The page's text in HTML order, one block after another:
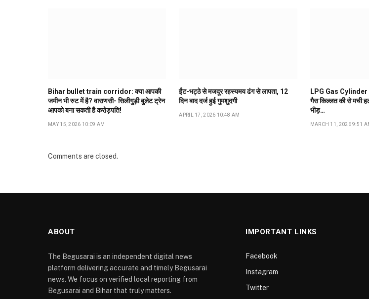
Bihar bullet train corridor: क्या आपकी
जमीन भी रुट में है? वाराणसी- सिलीगुड़ी बुलेट ट्रेन
आपको बना सकती है करोड़पति!
MAY 15, 2026 10:09 AM
ईंट-भट्ठे से मजदूर रहस्यमय ढंग से लापता, 12
दिन बाद दर्ज हुई गुमशुदगी
APRIL 17, 2026 10:48 AM
LPG Gas Cylinder
गैस किल्लत की से मची
भीड़…
MARCH 11, 2026 9:51
Comments are closed.
ABOUT
The Begusarai is an independent digital news
platform delivering accurate and timely Begusarai
news. We focus on verified local reporting from
Begusarai and Bihar that truly matters.
IMPORTANT LINKS
Facebook
Instagram
Twitter